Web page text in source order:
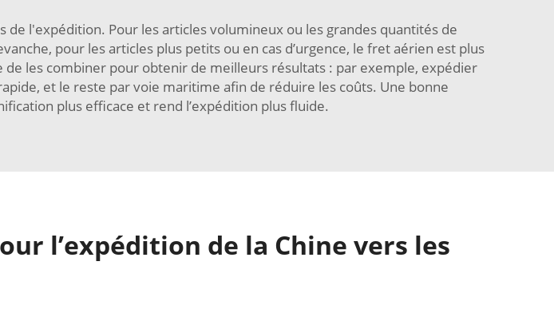
l'expédition. Pour les articles volumineux ou les grandes quantités de
pour les articles plus petits ou en cas d’urgence, le fret aérien est plus
les combiner pour obtenir de meilleurs résultats : par exemple, expédier
et le reste par voie maritime afin de réduire les coûts. Une bonne
plus efficace et rend l’expédition plus fluide.
l’expédition de la Chine vers les